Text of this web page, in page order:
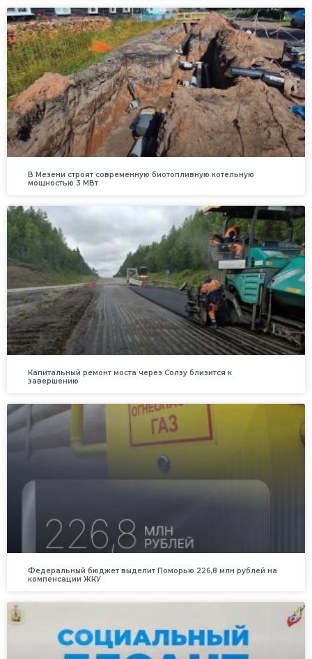
В Мезени строят современную биотопливную котельную
мощностью 3 МВт
Капитальный ремонт моста через Солзу близится к
завершению
Федеральный бюджет выделит Поморью 226,8 млн рублей на
компенсации ЖКУ